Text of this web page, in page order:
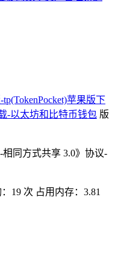
苹果版下
-以太坊和比特币钱包 版
同方式共享 3.0》协议-
19 次 占用内存：3.81